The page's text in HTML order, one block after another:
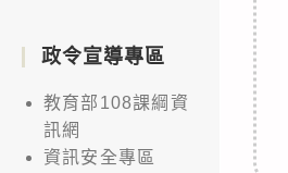
政令宣導專區
教育部108課綱資
訊網
資訊安全專區